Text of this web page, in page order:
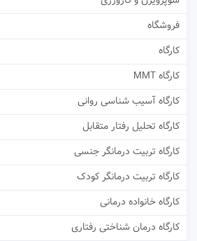
فروشگاه
کارگاه
کارگاه MMT
کارگاه آسیب شناسی روانی
کارگاه تحلیل رفتار متقابل
کارگاه تربیت درمانگر جنسی
کارگاه تربیت درمانگر کودک
کارگاه خانواده درمانی
کارگاه درمان شناختی رفتاری